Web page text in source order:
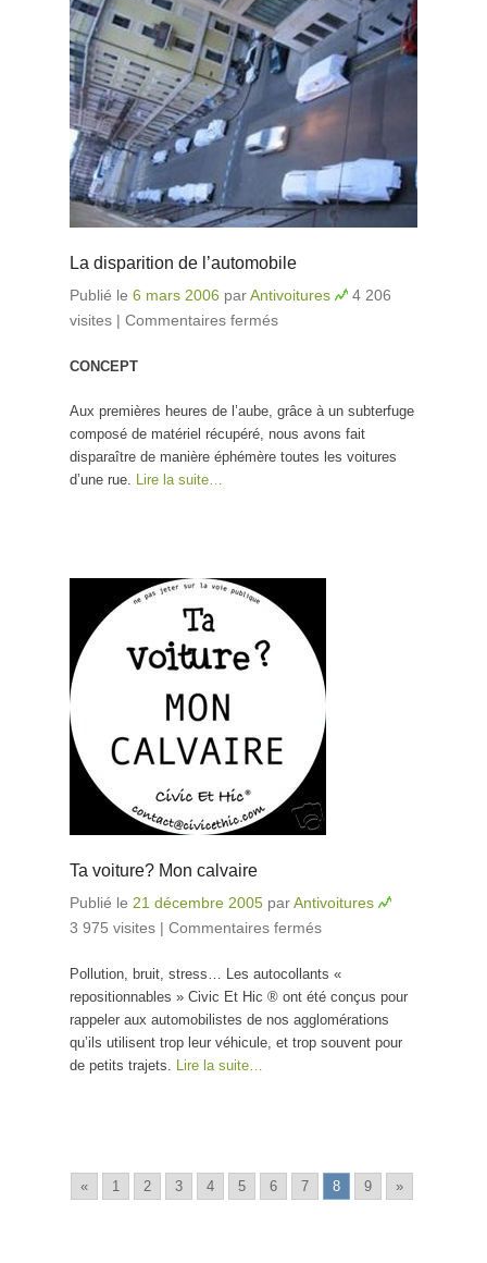
La disparition de l’automobile
Publié le 6 mars 2006 parAntivoitures
4 206
visites | Commentaires fermés
CONCEPT
Aux premières heures de l’aube, grâce à un subterfuge
composé de matériel récupéré, nous avons fait
disparaître de manière éphémère toutes les voitures
d’une rue. Lire la suite…
Ta voiture? Mon calvaire
Publié le 21 décembre 2005 parAntivoitures
3 975 visites | Commentaires fermés
Pollution, bruit, stress… Les autocollants «
repositionnables » Civic Et Hic ® ont été conçus pour
rappeler aux automobilistes de nos agglomérations
qu’ils utilisent trop leur véhicule, et trop souvent pour
de petits trajets. Lire la suite…
« 1 2 3 4 5 6 7 8 9 »